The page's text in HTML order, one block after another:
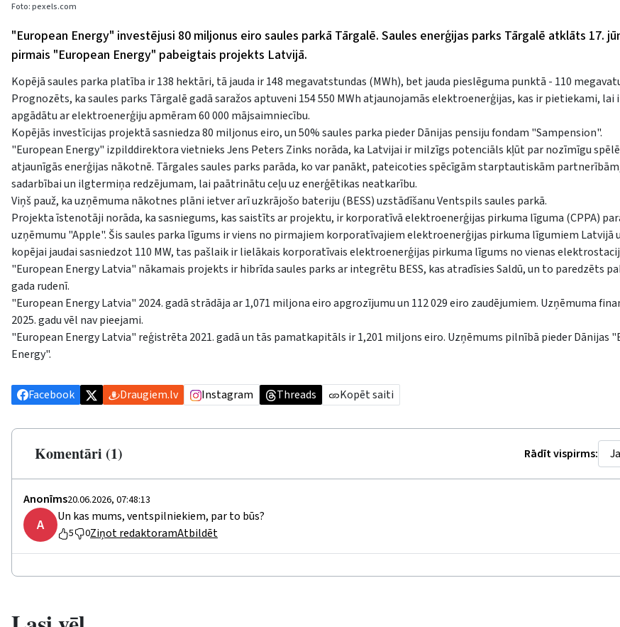
Foto: pexels.com
"European Energy" investējusi 80 miljonus eiro saules parkā Tārgalē. Saules enerģijas parks Tārgalē atklāts 17.
pirmais "European Energy" pabeigtais projekts Latvijā.
Kopējā saules parka platība ir 138 hektāri, tā jauda ir 148 megavatstundas (MWh), bet jauda pieslēguma punktā - 110
Prognozēts, ka saules parks Tārgalē gadā saražos aptuveni 154 550 MWh atjaunojamās elektroenerģijas, kas ir pietiekami, lai
apgādātu ar elektroenerģiju apmēram 60 000 mājsaimniecību.
Kopējās investīcijas projektā sasniedza 80 miljonus eiro, un 50% saules parka pieder Dānijas pensiju fondam "Sampension".
"European Energy" izpilddirektora vietnieks Jens Peters Zinks norāda, ka Latvijai ir milzīgs potenciāls kļūt par nozīmīgu
atjaunīgās enerģijas nākotnē. Tārgales saules parks parāda, ko var panākt, pateicoties spēcīgām starptautiskām
sadarbībai un ilgtermiņa redzējumam, lai paātrinātu ceļu uz enerģētikas neatkarību.
Viņš pauž, ka uzņēmuma nākotnes plāni ietver arī uzkrājošo bateriju (BESS) uzstādīšanu Ventspils saules parkā.
Projekta īstenotāji norāda, ka sasniegums, kas saistīts ar projektu, ir korporatīvā elektroenerģijas pirkuma līguma (CPPA)
uzņēmumu "Apple". Šis saules parka līgums ir viens no pirmajiem korporatīvajiem elektroenerģijas pirkuma līgumiem Latvijā
kopējai jaudai sasniedzot 110 MW, tas pašlaik ir lielākais korporatīvais elektroenerģijas pirkuma līgums no vienas
"European Energy Latvia" nākamais projekts ir hibrīda saules parks ar integrētu BESS, kas atradīsies Saldū, un to paredzēts
gada rudenī.
"European Energy Latvia" 2024. gadā strādāja ar 1,071 miljona eiro apgrozījumu un 112 029 eiro zaudējumiem. Uzņēmuma
2025. gadu vēl nav pieejami.
"European Energy Latvia" reģistrēta 2021. gadā un tās pamatkapitāls ir 1,201 miljons eiro. Uzņēmums pilnībā pieder Dānijas
Energy".
Facebook Draugiem.lv Instagram Threads Kopēt saiti
Komentāri (1) Rādīt vispirms:
Anonīms20.06.2026, 07:48:13
A Un kas mums, ventspilniekiem, par to būs?
5 0Ziņot redaktoramAtbildēt